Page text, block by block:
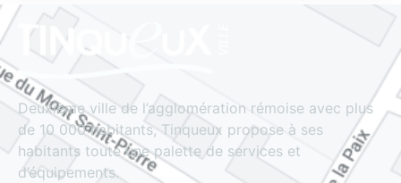
Deuxième ville de l’agglomération rémoise avec plus
de 10 000 habitants, Tinqueux propose à ses
habitants toute une palette de services et
d’équipements.